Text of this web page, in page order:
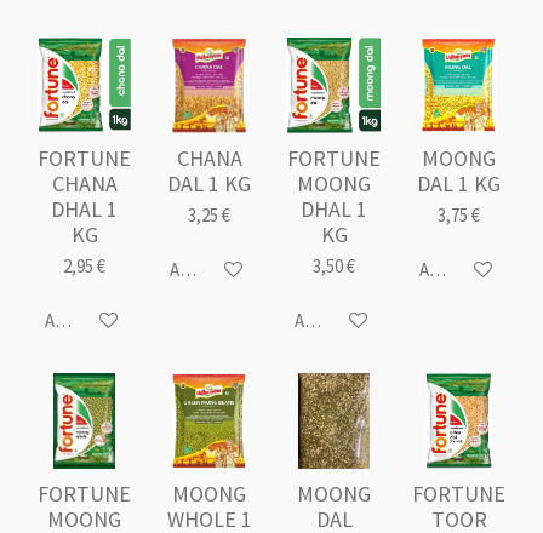
5
9
7
s
o
FORTUNE
CHANA
DHAL 1
KG
2,95 €
Ajouter au panier
CHANA
DAL 1 KG
3,25 €
Ajouter au panier
FORTUNE
MOONG
DHAL 1
KG
3,50 €
Ajouter au panier
MOONG
DAL 1 KG
3,75 €
Ajouter au
FORTUNE
MOONG
MOONG
WHOLE 1
MOONG
DAL
FORTUNE
TOOR